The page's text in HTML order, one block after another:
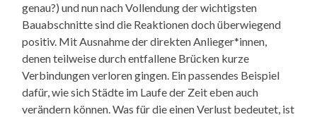
genau?) und nun nach Vollendung der wichtigsten
Bauabschnitte sind die Reaktionen doch überwiegend
positiv. Mit Ausnahme der direkten Anlieger*innen,
denen teilweise durch entfallene Brücken kurze
Verbindungen verloren gingen. Ein passendes Beispiel
dafür, wie sich Städte im Laufe der Zeit eben auch
verändern können. Was für die einen Verlust bedeutet, ist